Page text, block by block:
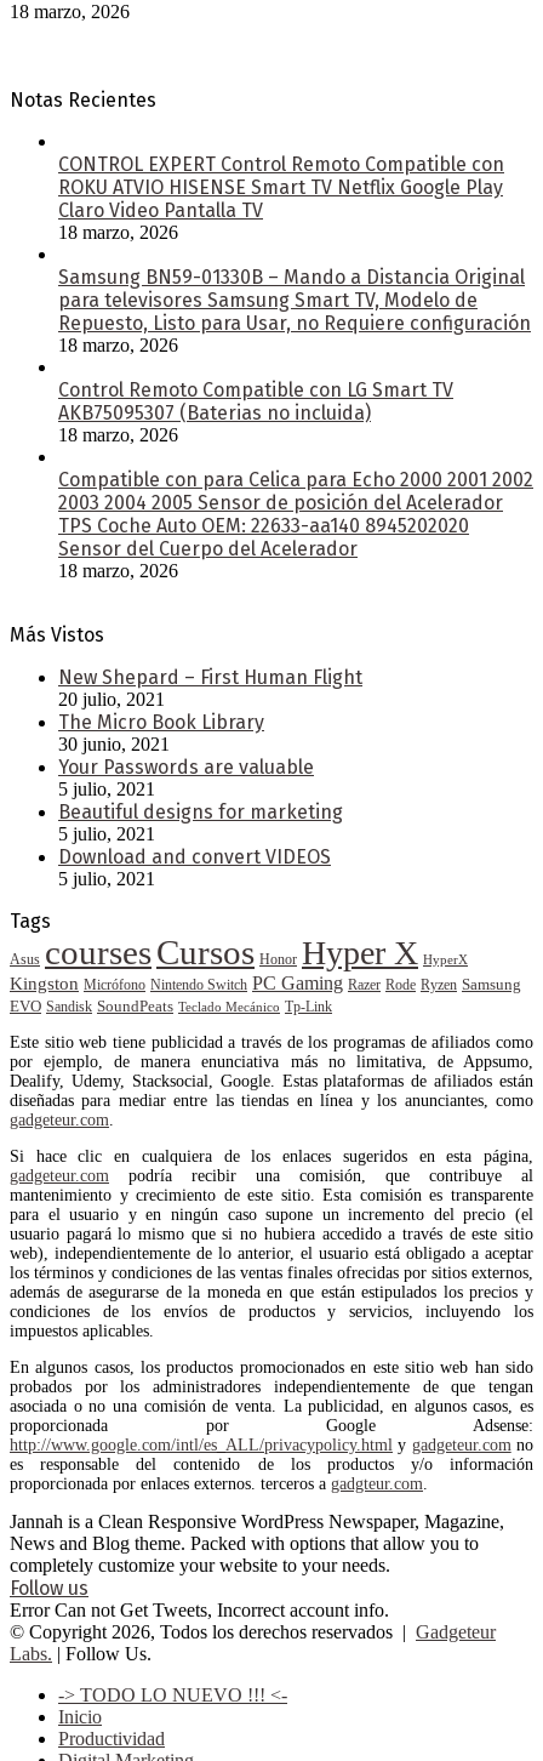
18 marzo, 2026
Notas Recientes
CONTROL EXPERT Control Remoto Compatible con
ROKU ATVIO HISENSE Smart TV Netflix Google Play
Claro Video Pantalla TV
18 marzo, 2026
Samsung BN59-01330B – Mando a Distancia Original
para televisores Samsung Smart TV, Modelo de
Repuesto, Listo para Usar, no Requiere configuración
18 marzo, 2026
Control Remoto Compatible con LG Smart TV
AKB75095307 (Baterias no incluida)
18 marzo, 2026
Compatible con para Celica para Echo 2000 2001 2002
2003 2004 2005 Sensor de posición del Acelerador
TPS Coche Auto OEM: 22633-aa140 8945202020
Sensor del Cuerpo del Acelerador
18 marzo, 2026
Más Vistos
New Shepard – First Human Flight
20 julio, 2021
The Micro Book Library
30 junio, 2021
Your Passwords are valuable
5 julio, 2021
Beautiful designs for marketing
5 julio, 2021
Download and convert VIDEOS
5 julio, 2021
Tags
Asus coursesCursos Honor Hyper X HyperX
Kingston Micrófono Nintendo Switch PC Gaming Razer Rode Ryzen Samsung
EVO Sandisk SoundPeats Teclado Mecánico Tp-Link
Este sitio web tiene publicidad a través de los programas de afiliados como
por ejemplo, de manera enunciativa más no limitativa, de Appsumo,
Dealify, Udemy, Stacksocial, Google. Estas plataformas de afiliados están
diseñadas para mediar entre las tiendas en línea y los anunciantes, como
gadgeteur.com.
Si hace clic en cualquiera de los enlaces sugeridos en esta página,
gadgeteur.com podría recibir una comisión, que contribuye al
mantenimiento y crecimiento de este sitio. Esta comisión es transparente
para el usuario y en ningún caso supone un incremento del precio (el
usuario pagará lo mismo que si no hubiera accedido a través de este sitio
web), independientemente de lo anterior, el usuario está obligado a aceptar
los términos y condiciones de las ventas finales ofrecidas por sitios externos,
además de asegurarse de la moneda en que están estipulados los precios y
condiciones de los envíos de productos y servicios, incluyendo los
impuestos aplicables.
En algunos casos, los productos promocionados en este sitio web han sido
probados por los administradores independientemente de que tengan
asociada o no una comisión de venta. La publicidad, en algunos casos, es
proporcionada por Google Adsense:
http://www.google.com/intl/es_ALL/privacypolicy.html y gadgeteur.comno
es responsable del contenido de los productos y/o información
proporcionada por enlaces externos. terceros a gadgteur.com.
Jannah is a Clean Responsive WordPress Newspaper, Magazine,
News and Blog theme. Packed with options that allow you to
completely customize your website to your needs.
Follow us
Error Can not Get Tweets, Incorrect account info.
© Copyright 2026, Todos los derechos reservados | Gadgeteur
Labs. | Follow Us.
-> TODO LO NUEVO !!! <-
Inicio
Productividad